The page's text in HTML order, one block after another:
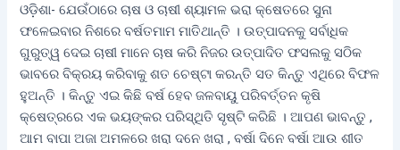
ଓଡ଼ିଶା- ଯେଉଁଠାରେ ଚାଷ ଓ ଚାଷୀ ଶ୍ୟାମଳ ଭରା କ୍ଷେତରେ ସୁନା
ଫଳେଇବାର ନିଶରେ ବର୍ଷତମାମ ମାତିଥାନ୍ତି । ଉତ୍ପାଦନକୁ ସର୍ବାଧିକ
ଗୁରୁତ୍ୱ ଦେଇ ଚାଷୀ ମାନେ ଚାଷ କରି ନିଜର ଉତ୍ପାଦିତ ଫସଲକୁ ସଠିକ
ଭାବରେ ବିକ୍ରୟ କରିବାକୁ ଶତ ଚେଷ୍ଟା କରନ୍ତି ସତ କିନ୍ତୁ ଏଥିରେ ବିଫଳ
ହୁଅନ୍ତି । କିନ୍ତୁ ଏଇ କିଛି ବର୍ଷ ହେବ ଜଳବାୟୁ ପରିବର୍ତ୍ତନ କୃଷି
କ୍ଷେତ୍ରରେ ଏକ ଭୟଙ୍କର ପରିସ୍ଥିତି ସୃଷ୍ଟି କରିଛି । ଆପଣ ଭାବନ୍ତୁ ,
ଆମ ବାପା ଅଜା ଅମଳରେ ଖରା ଦନେ ଖରା , ବର୍ଷା ଦିନେ ବର୍ଷା ଆଉ ଶୀତ